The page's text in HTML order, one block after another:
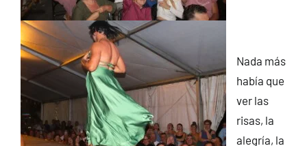
Nada más
había que
ver las
risas, la
alegría, la